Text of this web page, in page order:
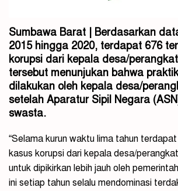
Sumbawa Barat | Berdasarkan
2015 hingga 2020, terdapat 676
korupsi dari kepala desa/
tersebut menunjukan bahwa
dilakukan oleh kepala desa/
setelah Aparatur Sipil Negara
swasta.
“Selama kurun waktu lima tahun
kasus korupsi dari kepala desa/
untuk dipikirkan lebih jauh oleh
ini setiap tahun selalu mendominasi